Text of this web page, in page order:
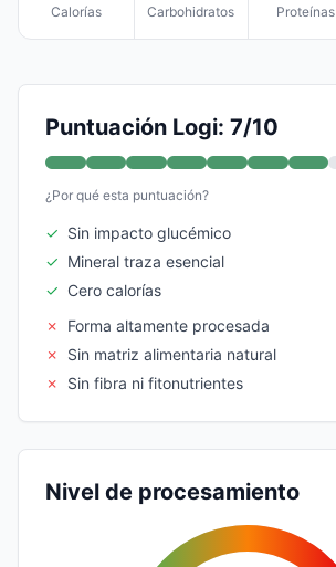
Calorías Carbohidratos Proteínas
Puntuación Logi: 7/10
¿Por qué esta puntuación?
✓ Sin impacto glucémico
✓ Mineral traza esencial
✓ Cero calorías
✗
Forma altamente procesada
✗
Sin matriz alimentaria natural
✗
Sin fibra ni fitonutrientes
Nivel de procesamiento